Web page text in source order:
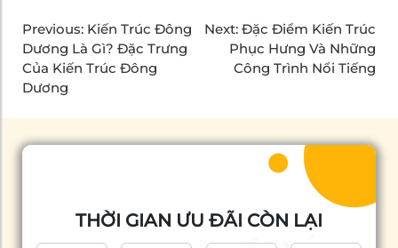
Previous: Kiến Trúc Đông
Dương Là Gì? Đặc Trưng
Của Kiến Trúc Đông
Dương
Next: Đặc Điểm Kiến Trúc
Phục Hưng Và Những
Công Trình Nổi Tiếng
THỜI GIAN ƯU ĐÃI CÒN LẠI